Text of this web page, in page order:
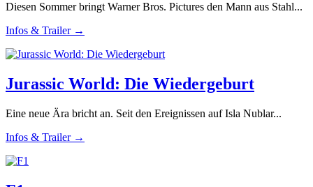
Diesen Sommer bringt Warner Bros. Pictures den Mann aus Stahl...
Infos & Trailer →
Jurassic World: Die Wiedergeburt
Eine neue Ära bricht an. Seit den Ereignissen auf Isla Nublar...
Infos & Trailer →